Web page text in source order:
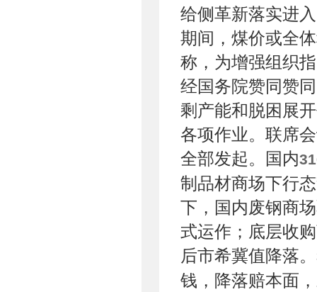
给侧革新落实进
期间，煤价或全
称，为增强组织
经国务院赞同赞
剩产能和脱困展
各项作业。联席
全部发起。国内
制品材商场下行
下，国内废钢商
式运作；底层收
后市希冀值降落。
钱，降落赔本面